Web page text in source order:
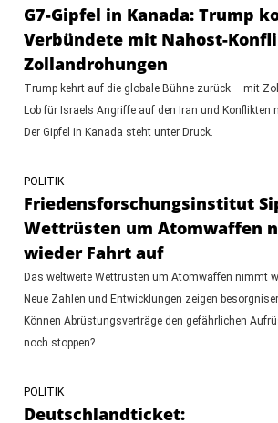
G7-Gipfel in Kanada: Trump
Verbündete mit Nahost-
Zollandrohungen
Trump kehrt auf die globale Bühne zurück – mit
Lob für Israels Angriffe auf den Iran und Konflikten
Der Gipfel in Kanada steht unter Druck.
POLITIK
Friedensforschungsinstitut
Wettrüsten um Atomwaffen
wieder Fahrt auf
Das weltweite Wettrüsten um Atomwaffen nimmt
Neue Zahlen und Entwicklungen zeigen
Können Abrüstungsverträge den gefährlichen
noch stoppen?
POLITIK
Deutschlandticket: